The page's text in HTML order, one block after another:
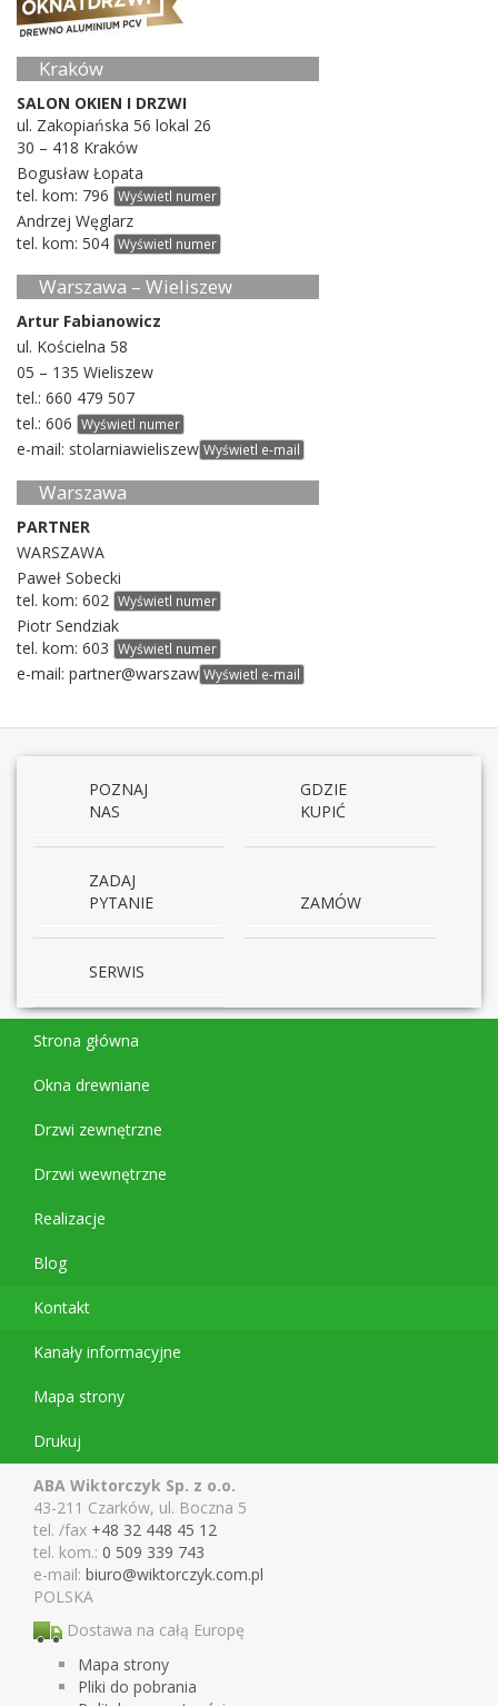
Kraków
SALON OKIEN I DRZWI
ul. Zakopi­ańska 56 lokal 26
30 – 418 Kraków
Bogusław Łopata
tel. kom: 796 Wyświetl numer
Andrzej Węglarz
tel. kom: 504 Wyświetl numer
Warszawa – Wieliszew
Artur Fabi­anow­icz
ul. Koś­cielna 58
05 – 135 Wieliszew
tel.: 660 479 507
tel.: 606 Wyświetl numer
e-​mail: sto­lar­ni­aw­ieliszew Wyświetl e-mail
Warszawa
PART­NER
WARSZAWA
Paweł Sobecki
tel. kom: 602 Wyświetl numer
Piotr Sendziak
tel. kom: 603 Wyświetl numer
e-​mail: partner@warszaw Wyświetl e-mail
POZNAJ
NAS
GDZIE
KUPIĆ
ZADAJ
PYTANIE
ZAMÓW
SERWIS
Strona główna
Okna drewniane
Drzwi zewnętrzne
Drzwi wewnętrzne
Realizacje
Blog
Kontakt
Kanały informacyjne
Mapa strony
Drukuj
ABA Wiktorczyk Sp. z o.o.
43-211 Czarków, ul. Boczna 5
tel. /fax +48 32 448 45 12
tel. kom.: 0 509 339 743
e-mail: biuro@wiktorczyk.com.pl
POLSKA
Dostawa na całą Europę
Mapa strony
Pliki do pobrania